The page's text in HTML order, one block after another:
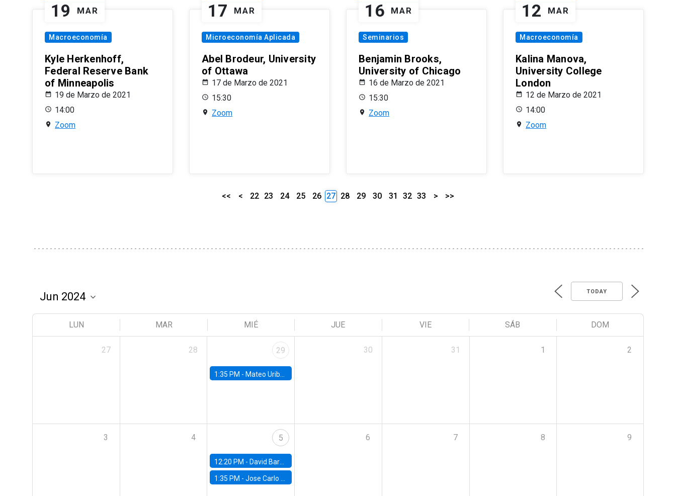
19 MAR
Macroeconomía
Kyle Herkenhoff,
Federal Reserve Bank
of Minneapolis
19 de Marzo de 2021
14:00
Zoom
17 MAR
Microeconomía Aplicada
Abel Brodeur, University
of Ottawa
17 de Marzo de 2021
15:30
Zoom
16 MAR
Seminarios
Benjamin Brooks,
University of Chicago
16 de Marzo de 2021
15:30
Zoom
12 MAR
Macroeconomía
Kalina Manova,
University College
London
12 de Marzo de 2021
14:00
Zoom
<< < 22 23 24 25 26 27 28 29 30 31 32 33 > >>
TODAY
LUN MAR MIÉ JUE VIE SÁB DOM
27 28 29
1:35 PM - Mateo Uribe-Castro, Universidad de los Andes (Colombia)
30 31 1 2
3 4 5
12:20 PM - David Bardey, Universidad de los Andes - CEDE
1:35 PM -Jose Carlo Bermudez, UC (ME) & World Bank
6 7 8 9